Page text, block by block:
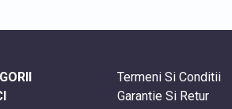
Termeni Si Conditii
Garantie Si Retur